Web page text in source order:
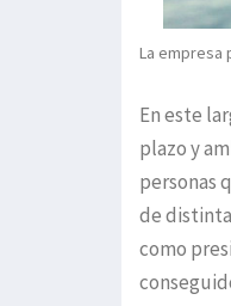
La empresa
En este
plazo y
personas
de
como